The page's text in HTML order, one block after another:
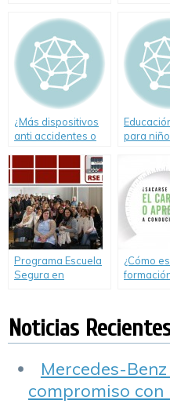
¿Más dispositivos
anti accidentes o
para
Programa Escuela
Segura en
docentes
¿Cómo
Noticias
Mercedes-
compromiso